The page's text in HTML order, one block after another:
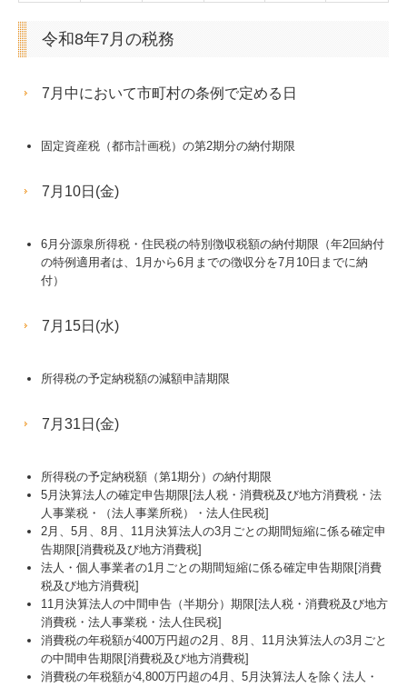
部門別業績管理の導入
記帳適時性証明書の活用
書面添付制度のご紹介
経営改善の支援
円満な相続・事業承継を支援
相続税額の早見表
事業承継支援のご案内
円滑な事業承継を支援
事業承継とは
事業承継とは
事業承継の問題
親族内承継
令和8年7月の税務
7月中において市町村の条例で定める日
固定資産税（都市計画税）の第2期分の納付期限
7月10日(金)
6月分源泉所得税・住民税の特別徴収税額の納付期限（年2回納付
の特例適用者は、1月から6月までの徴収分を7月10日までに納
付）
7月15日(水)
所得税の予定納税額の減額申請期限
7月31日(金)
所得税の予定納税額（第1期分）の納付期限
5月決算法人の確定申告期限[法人税・消費税及び地方消費税・法
人事業税・（法人事業所税）・法人住民税]
2月、5月、8月、11月決算法人の3月ごとの期間短縮に係る確定申
告期限[消費税及び地方消費税]
法人・個人事業者の1月ごとの期間短縮に係る確定申告期限[消費
税及び地方消費税]
11月決算法人の中間申告（半期分）期限[法人税・消費税及び地方
消費税・法人事業税・法人住民税]
消費税の年税額が400万円超の2月、8月、11月決算法人の3月ごと
の中間申告期限[消費税及び地方消費税]
消費税の年税額が4,800万円超の4月、5月決算法人を除く法人・